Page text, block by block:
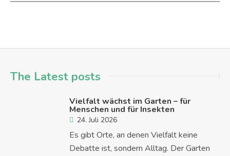
The Latest posts
Vielfalt wächst im Garten – für
Menschen und für Insekten
24. Juli 2026
Es gibt Orte, an denen Vielfalt keine
Debatte ist, sondern Alltag. Der Garten